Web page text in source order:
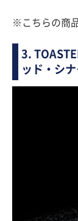
※こちらの商
3.
ッド・シ